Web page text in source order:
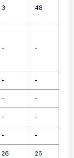
3 48
- -
- -
- -
- -
- -
26 26